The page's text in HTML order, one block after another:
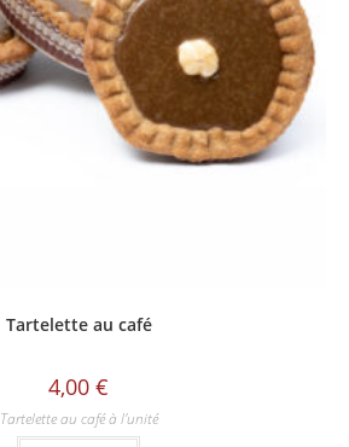
Tartelette au café
4,00 €
Tartelette au café à l'unité